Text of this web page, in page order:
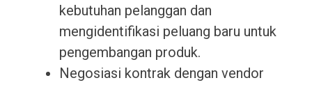
kebutuhan pelanggan dan
mengidentifikasi peluang baru untuk
pengembangan produk.
Negosiasi kontrak dengan vendor